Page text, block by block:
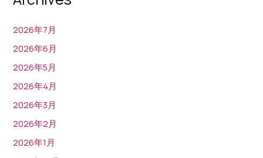
計
画
LIVE
2026年7月
2026年6月
2026年5月
2026年4月
2026年3月
2026年2月
2026年1月